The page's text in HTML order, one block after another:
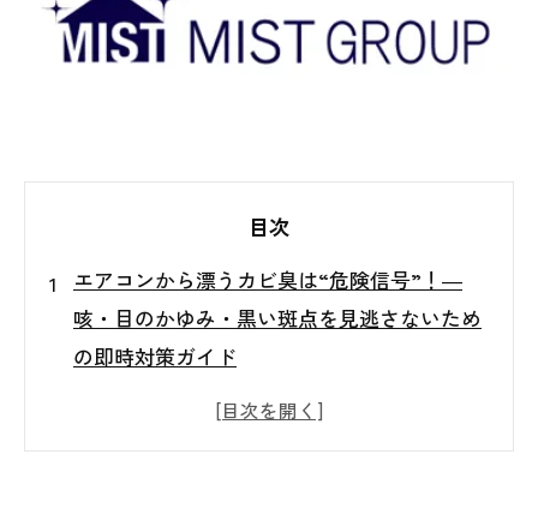
目次
エアコンから漂うカビ臭は“危険信号”！―
咳・目のかゆみ・黒い斑点を見逃さないため
の即時対策ガイド
はじめに｜カビは“におい”と“体調変化”でサ